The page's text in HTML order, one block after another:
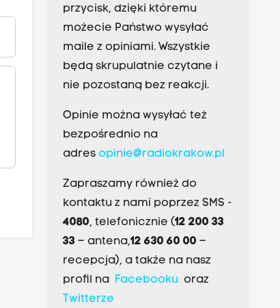
przycisk, dzięki któremu
możecie Państwo wysyłać
maile z opiniami. Wszystkie
będą skrupulatnie czytane i
nie pozostaną bez reakcji.
Opinie można wysyłać też
bezpośrednio na
adres opinie@radiokrakow.pl
Zapraszamy również do
kontaktu z nami poprzez SMS -
4080, telefonicznie (12 200 33
33– antena,12 630 60 00 –
recepcja), a także na nasz
profil na Facebookuoraz
Twitterze